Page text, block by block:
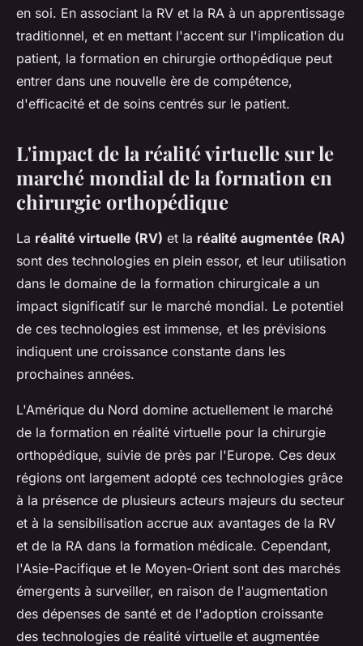
en soi. En associant la RV et la RA à un apprentissage
traditionnel, et en mettant l'accent sur l'implication du
patient, la formation en chirurgie orthopédique peut
entrer dans une nouvelle ère de compétence,
d'efficacité et de soins centrés sur le patient.
L'impact de la réalité virtuelle sur le
marché mondial de la formation en
chirurgie orthopédique
La réalité virtuelle (RV) et la réalité augmentée (RA)
sont des technologies en plein essor, et leur utilisation
dans le domaine de la formation chirurgicale a un
impact significatif sur le marché mondial. Le potentiel
de ces technologies est immense, et les prévisions
indiquent une croissance constante dans les
prochaines années.
L'Amérique du Nord domine actuellement le marché
de la formation en réalité virtuelle pour la chirurgie
orthopédique, suivie de près par l'Europe. Ces deux
régions ont largement adopté ces technologies grâce
à la présence de plusieurs acteurs majeurs du secteur
et à la sensibilisation accrue aux avantages de la RV
et de la RA dans la formation médicale. Cependant,
l'Asie-Pacifique et le Moyen-Orient sont des marchés
émergents à surveiller, en raison de l'augmentation
des dépenses de santé et de l'adoption croissante
des technologies de réalité virtuelle et augmentée